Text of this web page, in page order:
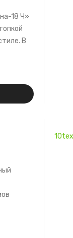
18 Ч»
В